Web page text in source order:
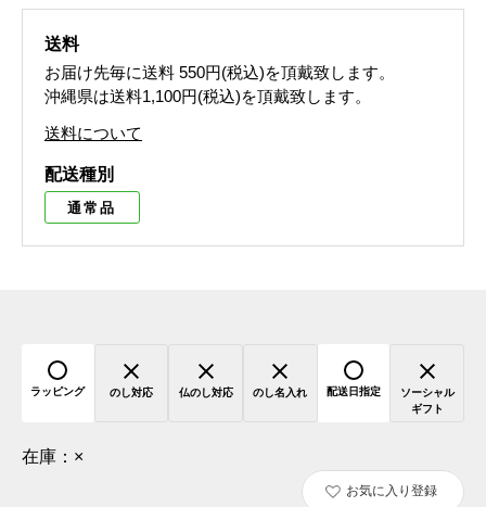
送料
お届け先毎に送料 550円(税込)を頂戴致します。
沖縄県は送料1,100円(税込)を頂戴致します。
送料について
配送種別
通常品
ラッピング のし対応 仏のし対応 のし名入れ 配送日指定
ソーシャル
ギフト
在庫： ×
お気に入り登録